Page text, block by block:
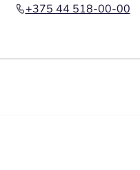
+375 44 518-00-00